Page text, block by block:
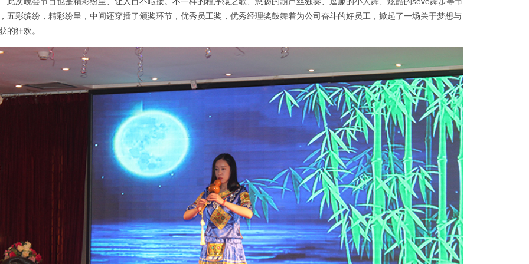
五彩缤纷，精彩纷呈，中间还穿插了颁奖环节，优秀员工奖，优秀经理奖鼓舞着为公司奋斗的好员工，掀起了一场关于梦想与
的狂欢。